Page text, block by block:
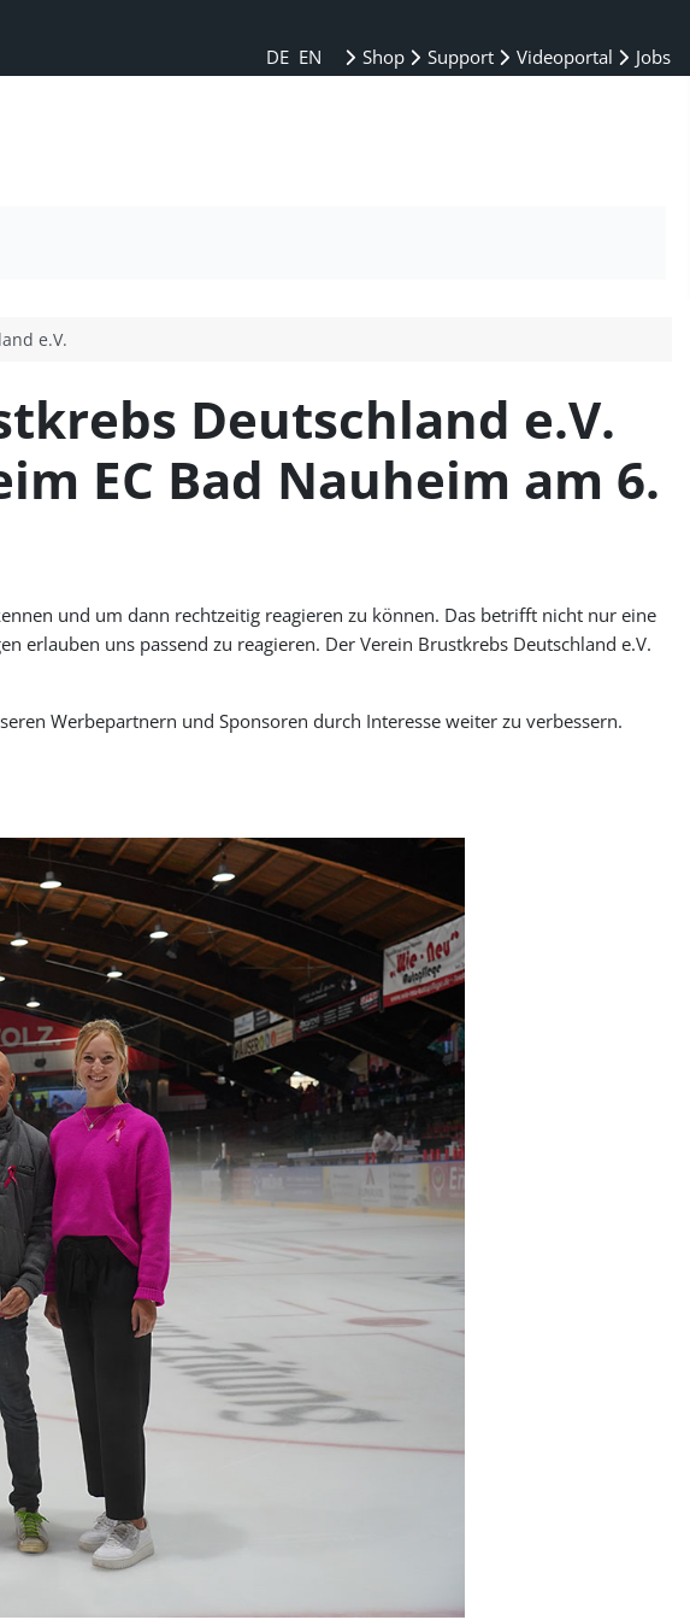
DE EN Shop Support Videoportal Jobs
e.V.
Deutschland e.V.
EC Bad Nauheim am 6.
und um dann rechtzeitig reagieren zu können. Das betrifft nicht nur eine
erlauben uns passend zu reagieren. Der Verein Brustkrebs Deutschland e.V.
Werbepartnern und Sponsoren durch Interesse weiter zu verbessern.